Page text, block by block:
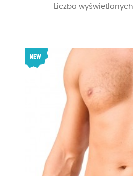
Liczba wyświetlanych